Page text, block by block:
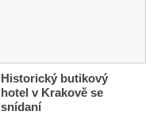
Historický butikový
hotel v Krakově se
snídaní